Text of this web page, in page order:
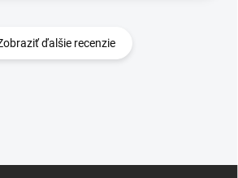
ďalšie recenzie